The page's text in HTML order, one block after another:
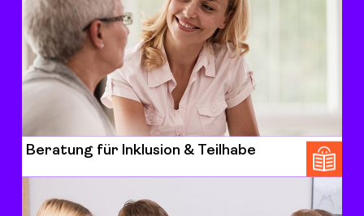
Beratung für Inklusion & Teilhabe